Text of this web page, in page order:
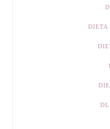
DIETA